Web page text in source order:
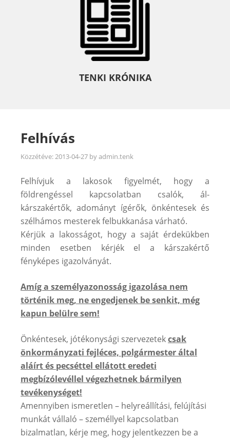
TENKI KRÓNIKA
Felhívás
Közzétéve:2013-04-27 byadmin.tenk
Felhívjuk a lakosok figyelmét, hogy a
földrengéssel kapcsolatban csalók, ál-
kárszakértők, adományt ígérők, önkéntesek és
szélhámos mesterek felbukkanása várható.
Kérjük a lakosságot, hogy a saját érdekükben
minden esetben kérjék el a kárszakértő
fényképes igazolványát.
Amíg a személyazonosság igazolása nem
történik meg, ne engedjenek be senkit, még
kapun belülre sem!
Önkéntesek, jótékonysági szervezetekcsak
önkormányzati fejléces, polgármester által
aláírt és pecséttel ellátott eredeti
megbízólevéllel végezhetnek bármilyen
tevékenységet!
Amennyiben ismeretlen – helyreállítási, felújítási
munkát vállaló – személlyel kapcsolatban
bizalmatlan, kérje meg, hogy jelentkezzen be a